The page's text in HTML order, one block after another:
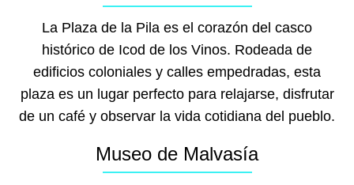
La Plaza de la Pila es el corazón del casco
histórico de Icod de los Vinos. Rodeada de
edificios coloniales y calles empedradas, esta
plaza es un lugar perfecto para relajarse, disfrutar
de un café y observar la vida cotidiana del pueblo.
Museo de Malvasía